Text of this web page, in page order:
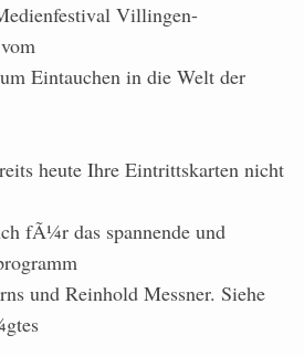
Villingen-
Eintauchen in die Welt der
heute Ihre Eintrittskarten nicht
fÃ¼r das spannende und
und Reinhold Messner. Siehe